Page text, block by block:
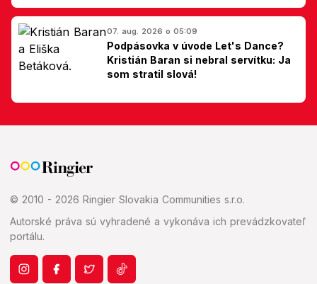
Slovákom
07. aug. 2026 o 05:09
Podpásovka v úvode Let's Dance?
Kristián Baran si nebral servítku: Ja
som stratil slová!
© 2010 - 2026 Ringier Slovakia Communities s.r.o.
Autorské práva sú vyhradené a vykonáva ich prevádzkovateľ
portálu.